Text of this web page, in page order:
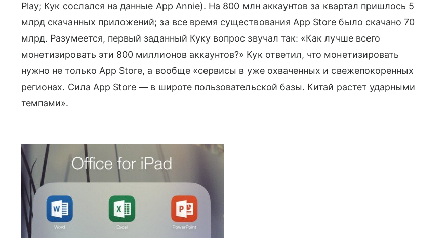
Play; Кук сослался на данные App Annie). На 800 млн аккаунтов за квартал пришлось 5
млрд скачанных приложений; за все время существования App Store было скачано 70
млрд. Разумеется, первый заданный Куку вопрос звучал так: «Как лучше всего
монетизировать эти 800 миллионов аккаунтов?» Кук ответил, что монетизировать
нужно не только App Store, а вообще «сервисы в уже охваченных и свежепокоренных
регионах. Сила App Store — в широте пользовательской базы. Китай растет ударными
темпами».